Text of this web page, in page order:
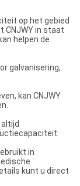
op het gebied
CNJWY in staat
helpen de
galvanisering,
kan CNJWY
in
kunt u direct